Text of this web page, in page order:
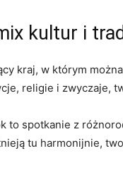
kultur i
kraj, w którym
religie i ⁤zwyczaje,
to spotkanie z
⁣tu harmonijnie,⁣